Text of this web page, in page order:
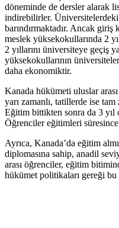
döneminde de dersler alarak
indirebilirler.
barındırmaktadır. Ancak giriş
meslek yüksekokullarında 2
2 yıllarını üniversiteye geçiş
yüksekokullarının
daha ekonomiktir.
Kanada hükümeti uluslar
yarı zamanlı, tatillerde ise
Eğitim bittikten sonra da 3 yıl
Öğrenciler eğitimleri süresince
Ayrıca, Kanada’da eğitim
diplomasına sahip, anadil
arası öğrenciler, eğitim
hükümet politikaları gereği